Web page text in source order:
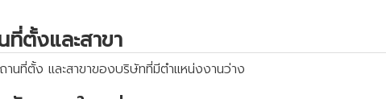
ที่ตั้งและสาขา
านที่ตั้ง และสาขาของบริษัทที่มีตำแหน่งงานว่าง